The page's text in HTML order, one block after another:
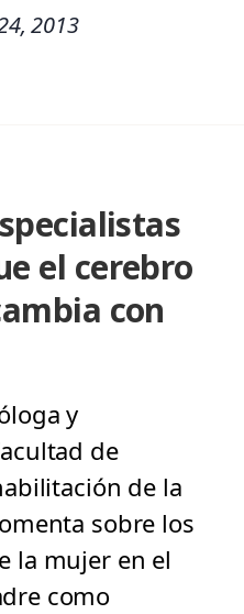
2013
el cerebro
con
y
de
de la
sobre los
la mujer en el
como